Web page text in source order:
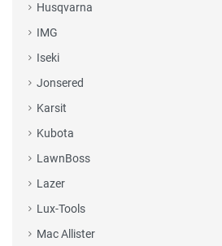
Husqvarna
IMG
Iseki
Jonsered
Karsit
Kubota
LawnBoss
Lazer
Lux-Tools
Mac Allister